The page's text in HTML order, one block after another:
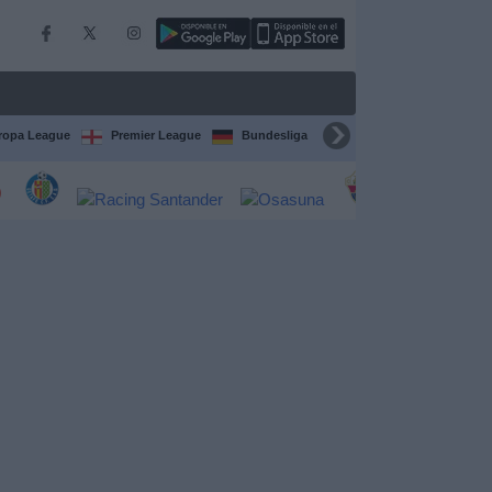
League Premier League Bundesliga Supercopa de España